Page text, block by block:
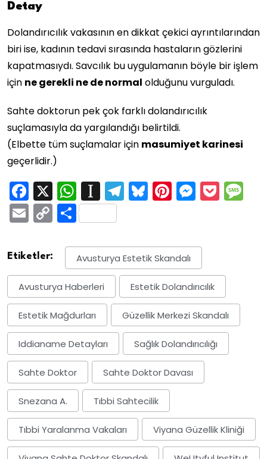
Detay
Dolandırıcılık vakasının en dikkat çekici ayrıntılarından
biri ise, kadının tedavi sırasında hastaların gözlerini
kapatmasıydı. Savcılık bu uygulamanın böyle bir işlem
için ne gerekli ne de normal olduğunu vurguladı.
Sahte doktorun pek çok farklı dolandırıcılık
suçlamasıyla da yargılandığı belirtildi.
(Elbette tüm suçlamalar için masumiyet karinesi
geçerlidir.)
Facebook
X WhatsApp
Instapaper
Telegram
Bluesky
Pinterest
EmailCopy
Share
Etiketler: Avusturya Estetik Skandalı
Avusturya Haberleri Estetik Dolandırıcılık
Estetik Mağdurları Güzellik Merkezi Skandalı
Iddianame Detayları Sağlık Dolandırıcılığı
Sahte Doktor Sahte Doktor Davası
Snezana A. Tıbbi Sahtecilik
Tıbbi Yaralanma Vakaları Viyana Güzellik Kliniği